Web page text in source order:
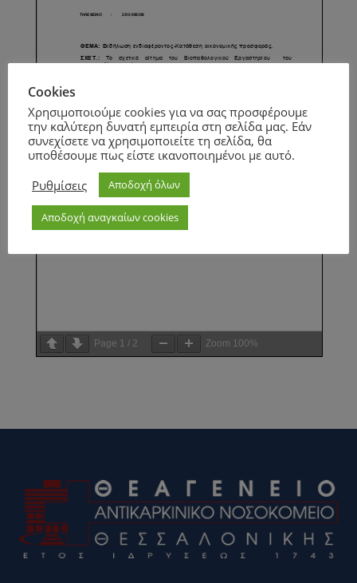
Page 1 / 2 Zoom 100%
Cookies
Χρησιμοποιούμε cookies για να σας προσφέρουμε
την καλύτερη δυνατή εμπειρία στη σελίδα μας. Εάν
συνεχίσετε να χρησιμοποιείτε τη σελίδα, θα
υποθέσουμε πως είστε ικανοποιημένοι με αυτό.
Ρυθμίσεις
Αποδοχή όλων
Αποδοχή αναγκαίων cookies